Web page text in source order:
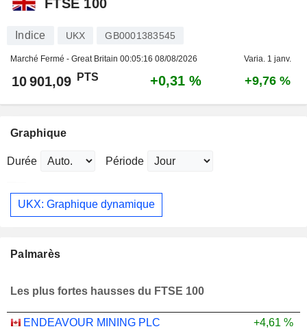
FTSE 100
Indice UKX GB0001383545
Marché Fermé - Great Britain 00:05:16 08/08/2026 Varia. 1 janv.
10 901,09 PTS +0,31 % +9,76 %
Graphique
Durée Période
UKX: Graphique dynamique
Palmarès
Les plus fortes hausses du FTSE 100
ENDEAVOUR MINING PLC
+4,61 %